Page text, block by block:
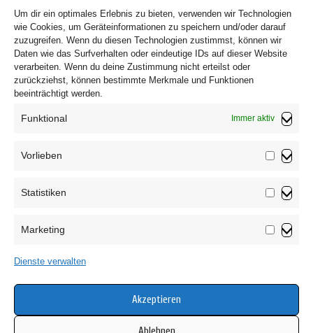
Um dir ein optimales Erlebnis zu bieten, verwenden wir Technologien
wie Cookies, um Geräteinformationen zu speichern und/oder darauf
zuzugreifen. Wenn du diesen Technologien zustimmst, können wir
Daten wie das Surfverhalten oder eindeutige IDs auf dieser Website
verarbeiten. Wenn du deine Zustimmung nicht erteilst oder
zurückziehst, können bestimmte Merkmale und Funktionen
beeinträchtigt werden.
Funktional Immer aktiv
Vorlieben
Statistiken
Marketing
Dienste verwalten
Akzeptieren
Cookie-Richtlinie (EU)